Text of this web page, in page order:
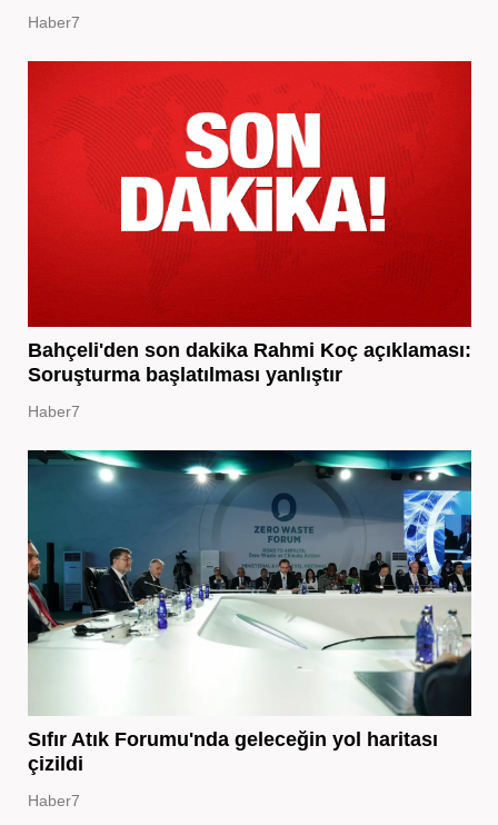
Haber7
Bahçeli'den son dakika Rahmi Koç açıklaması:
Soruşturma başlatılması yanlıştır
Haber7
Sıfır Atık Forumu'nda geleceğin yol haritası
çizildi
Haber7